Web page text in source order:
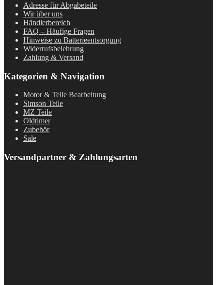
Adresse für Abgabeteile
Wir über uns
Händlerbereich
FAQ – Häufige Fragen
Hinweise zu Batterieentsorgung
Widerrufsbelehrung
Zahlung & Versand
Kategorien & Navigation
Motor & Teile Bearbeitung
Simson Teile
MZ Teile
Oldtimer
Zubehör
Sale
Versandpartner & Zahlungsarten